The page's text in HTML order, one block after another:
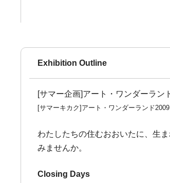
Exhibition Outline
[サマー企画]アート・ワンダーラン
[サマーキカク]アート・ワンダーランド
わたしたちの住むおおいたに、生
みませんか。
Closing Days